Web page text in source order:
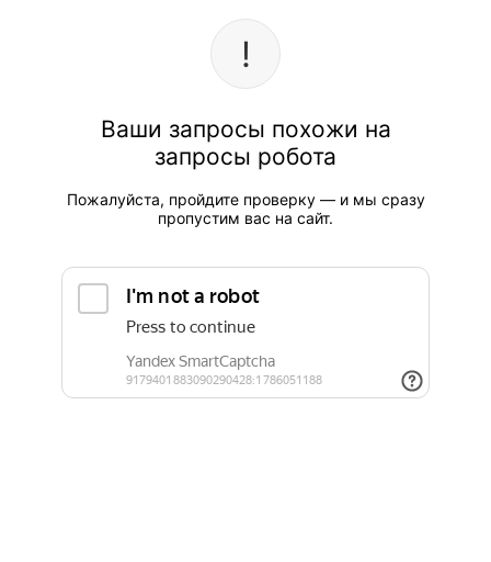
Ваши запросы похожи на
запросы робота
Пожалуйста, пройдите проверку — и мы сразу
пропустим вас на сайт.